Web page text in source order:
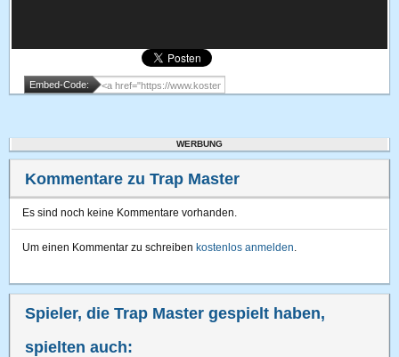
Embed-Code:
WERBUNG
Kommentare zu Trap Master
Es sind noch keine Kommentare vorhanden.
Um einen Kommentar zu schreiben kostenlos anmelden.
Spieler, die Trap Master gespielt haben,
spielten auch: